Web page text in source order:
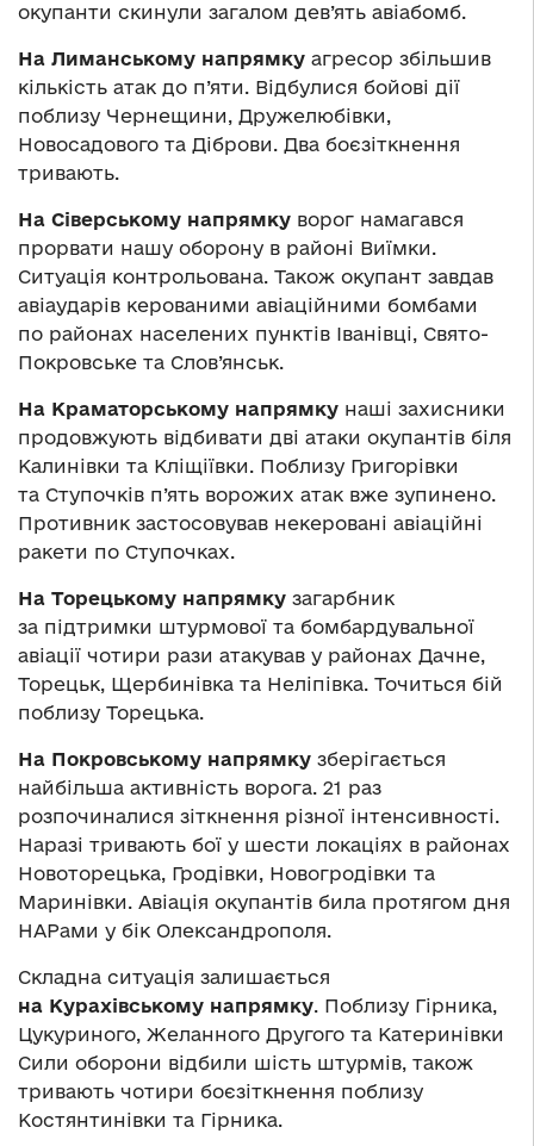
окупанти скинули загалом дев’ять авіабомб.
На Лиманському напрямку агресор збільшив
кількість атак до п’яти. Відбулися бойові дії
поблизу Чернещини, Дружелюбівки,
Новосадового та Діброви. Два боєзіткнення
тривають.
На Сіверському напрямку ворог намагався
прорвати нашу оборону в районі Виїмки.
Ситуація контрольована. Також окупант завдав
авіаударів керованими авіаційними бомбами
по районах населених пунктів Іванівці, Свято-
Покровське та Слов’янськ.
На Краматорському напрямку наші захисники
продовжують відбивати дві атаки окупантів біля
Калинівки та Кліщіївки. Поблизу Григорівки
та Ступочків п’ять ворожих атак вже зупинено.
Противник застосовував некеровані авіаційні
ракети по Ступочках.
На Торецькому напрямку загарбник
за підтримки штурмової та бомбардувальної
авіації чотири рази атакував у районах Дачне,
Торецьк, Щербинівка та Неліпівка. Точиться бій
поблизу Торецька.
На Покровському напрямку зберігається
найбільша активність ворога. 21 раз
розпочиналися зіткнення різної інтенсивності.
Наразі тривають бої у шести локаціях в районах
Новоторецька, Гродівки, Новогродівки та
Маринівки. Авіація окупантів била протягом дня
НАРами у бік Олександрополя.
Складна ситуація залишається
на Курахівському напрямку. Поблизу Гірника,
Цукуриного, Желанного Другого та Катеринівки
Сили оборони відбили шість штурмів, також
тривають чотири боєзіткнення поблизу
Костянтинівки та Гірника.